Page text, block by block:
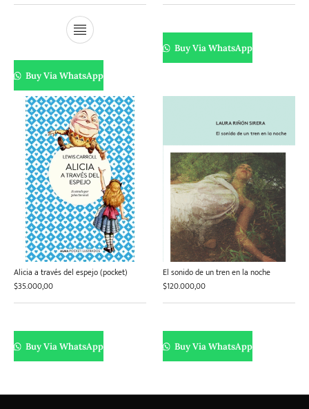
Buy Via WhatsApp
Buy Via WhatsApp
Alicia a través del espejo (pocket)
$35.000,00
Buy Via WhatsApp
El sonido de un tren en la noche
$120.000,00
Buy Via WhatsApp